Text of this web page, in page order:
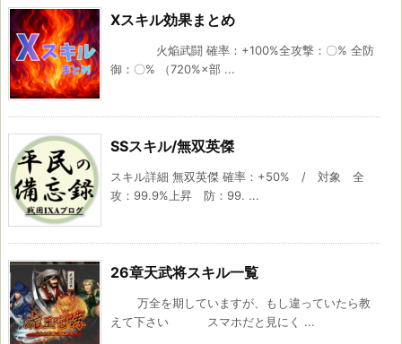
Xスキル効果まとめ
火焔武闘 確率：+100%全攻撃：〇% 全防
御：〇% （720%×部 ...
SSスキル/無双英傑
スキル詳細 無双英傑 確率：+50% / 対象 全
攻：99.9%上昇 防：99. ...
26章天武将スキル一覧
万全を期していますが、もし違っていたら教
えて下さい スマホだと見にく ...